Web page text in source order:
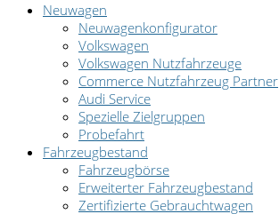
Neuwagen
Neuwagenkonfigurator
Volkswagen
Volkswagen Nutzfahrzeuge
Commerce Nutzfahrzeug Partner
Audi Service
Spezielle Zielgruppen
Probefahrt
Fahrzeugbestand
Fahrzeugbörse
Erweiterter Fahrzeugbestand
Zertifizierte Gebrauchtwagen